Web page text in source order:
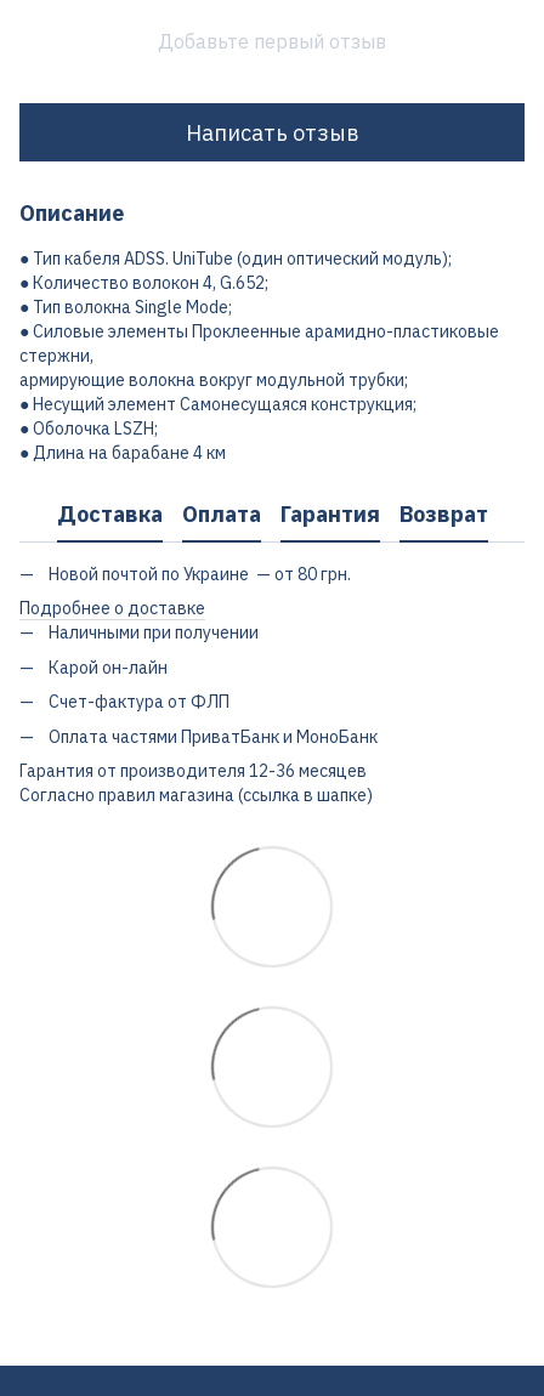
Добавьте первый отзыв
Написать отзыв
Описание
● Тип кабеля ADSS. UniTube (один оптический модуль);
● Количество волокон 4, G.652;
● Тип волокна Single Mode;
● Силовые элементы Проклеенные арамидно-пластиковые
стержни,
армирующие волокна вокруг модульной трубки;
● Несущий элемент Самонесущаяся конструкция;
● Оболочка LSZH;
● Длина на барабане 4 км
Доставка Оплата Гарантия Возврат
Новой почтой по Украине — от 80 грн.
Подробнее о доставке
Наличными при получении
Карой он-лайн
Счет-фактура от ФЛП
Оплата частями ПриватБанк и МоноБанк
Гарантия от производителя 12-36 месяцев
Согласно правил магазина (ссылка в шапке)